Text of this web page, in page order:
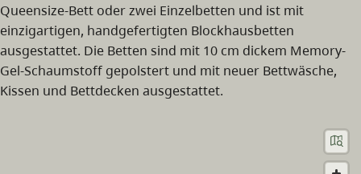
Queensize-Bett oder zwei Einzelbetten und ist mit
einzigartigen, handgefertigten Blockhausbetten
ausgestattet. Die Betten sind mit 10 cm dickem Memory-
Gel-Schaumstoff gepolstert und mit neuer Bettwäsche,
Kissen und Bettdecken ausgestattet.